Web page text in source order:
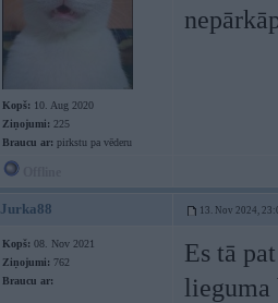
Kopš: 10. Aug 2020
Ziņojumi: 225
Braucu ar: pirkstu pa vēderu
Jurka88 13. Nov 2024,
Kopš: 08. Nov 2021
Ziņojumi: 762
Braucu ar:
Es tā